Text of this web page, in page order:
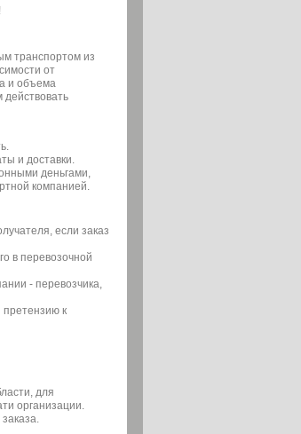
транспортом из
от
и объема
и доставки.
деньгами,
компанией.
если заказ
в перевозочной
- перевозчика,
претензию к
для
организации.